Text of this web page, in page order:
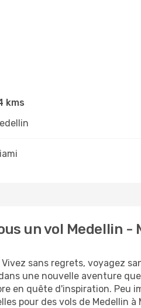
kms
un vol Medellin -
sans regrets, voyagez
une nouvelle aventure
en quête d'inspiration. Peu
pour des vols de Medellin à